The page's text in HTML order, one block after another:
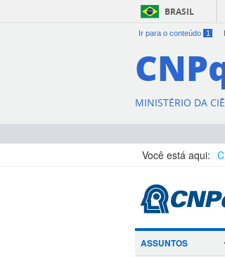
BRASIL
Ir para o conteúdo 1
MINISTÉRIO DA
Você está aqui:
ASSUNTOS